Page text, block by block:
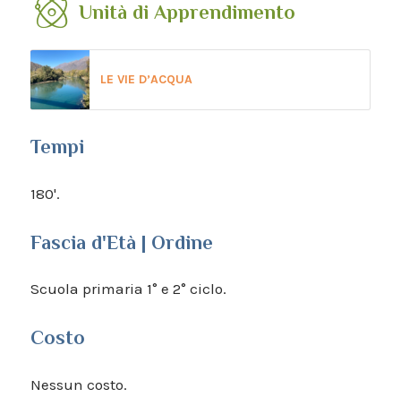
Unità di Apprendimento
LE VIE D’ACQUA
Tempi
180'.
Fascia d'Età | Ordine
Scuola primaria 1° e 2° ciclo.
Costo
Nessun costo.